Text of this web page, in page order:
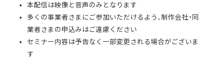
本配信は映像と音声のみとなります
多くの事業者さまにご参加いただけるよう、制作会社・同
業者さまの申込みはご遠慮ください
セミナー内容は予告なく一部変更される場合がございま
す